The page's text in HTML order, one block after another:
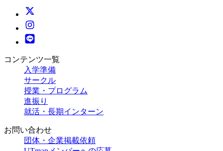
コンテンツ一覧
入学準備
サークル
授業・プログラム
進振り
就活・長期インターン
お問い合わせ
団体・企業掲載依頼